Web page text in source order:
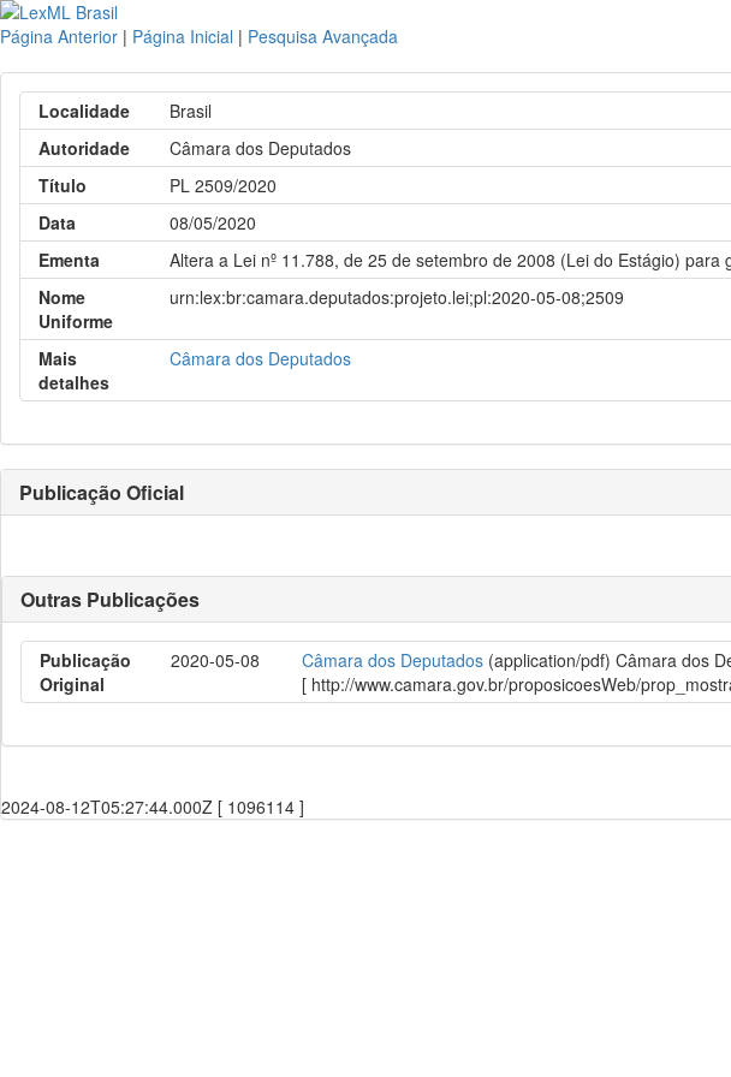
Página Anterior | Página Inicial | Pesquisa Avançada
Localidade
Brasil
Autoridade
Câmara dos Deputados
Título
PL 2509/2020
Data
08/05/2020
Ementa
Altera a Lei nº 11.788, de 25 de setembro de 2008 (Lei do Estágio)
Nome
Uniforme
urn:lex:br:camara.deputados:projeto.lei;pl:2020-05-08;2509
Mais
detalhes
Câmara dos Deputados
Publicação Oficial
Outras Publicações
Publicação
Original
2020-05-08 Câmara dos Deputados (application/pdf) Câmara dos
[ http://www.camara.gov.br/proposicoesWeb/
2024-08-12T05:27:44.000Z [ 1096114 ]